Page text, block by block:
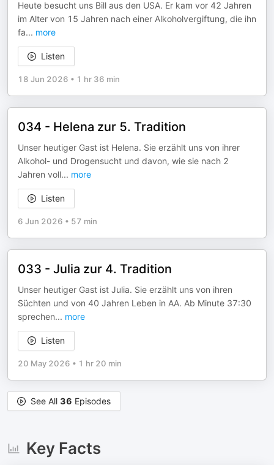
Heute besucht uns Bill aus den USA. Er kam vor 42 Jahren
im Alter von 15 Jahren nach einer Alkoholvergiftung, die ihn
fa... more
Listen
18 Jun 2026 • 1 hr 36 min
034 - Helena zur 5. Tradition
Unser heutiger Gast ist Helena. Sie erzählt uns von ihrer
Alkohol- und Drogensucht und davon, wie sie nach 2
Jahren voll... more
Listen
6 Jun 2026 • 57 min
033 - Julia zur 4. Tradition
Unser heutiger Gast ist Julia. Sie erzählt uns von ihren
Süchten und von 40 Jahren Leben in AA. Ab Minute 37:30
sprechen... more
Listen
20 May 2026 • 1 hr 20 min
See All 36 Episodes
Key Facts